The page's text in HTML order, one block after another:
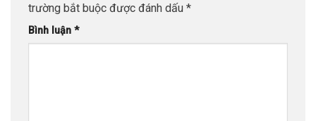
trường bắt buộc được đánh dấu *
Bình luận *